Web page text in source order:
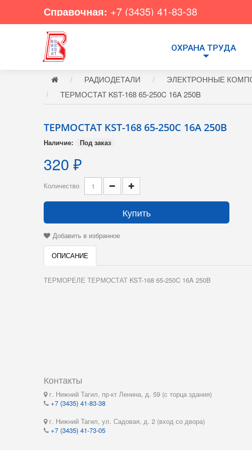
Справочная: +7 (3435) 41-83-38
ОХРАНА ТРУДА
РАДИОДЕТАЛИ ЭЛЕКТРОННЫЕ
ТЕРМОСТАТ KST-168 65-250C 16A 250B
ТЕРМОСТАТ KST-168 65-250C 16A 250B
Наличие: Под заказ
320 ₽
Количество
Купить
Добавить в избранное
ОПИСАНИЕ
ТЕРМОРЕЛЕ ТЕРМОСТАТ KST-168 65-250C 16A 250B
Контакты
г. Нижний Тагил, пр-кт Ленина, д. 59 (с торца здания)
+7 (3435) 41-83-38
г. Нижний Тагил, ул. Садовая, д. 2 (вход со двора)
+7 (3435) 41-73-05